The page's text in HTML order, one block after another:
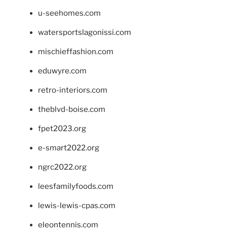
u-seehomes.com
watersportslagonissi.com
mischieffashion.com
eduwyre.com
retro-interiors.com
theblvd-boise.com
fpet2023.org
e-smart2022.org
ngrc2022.org
leesfamilyfoods.com
lewis-lewis-cpas.com
eleontennis.com